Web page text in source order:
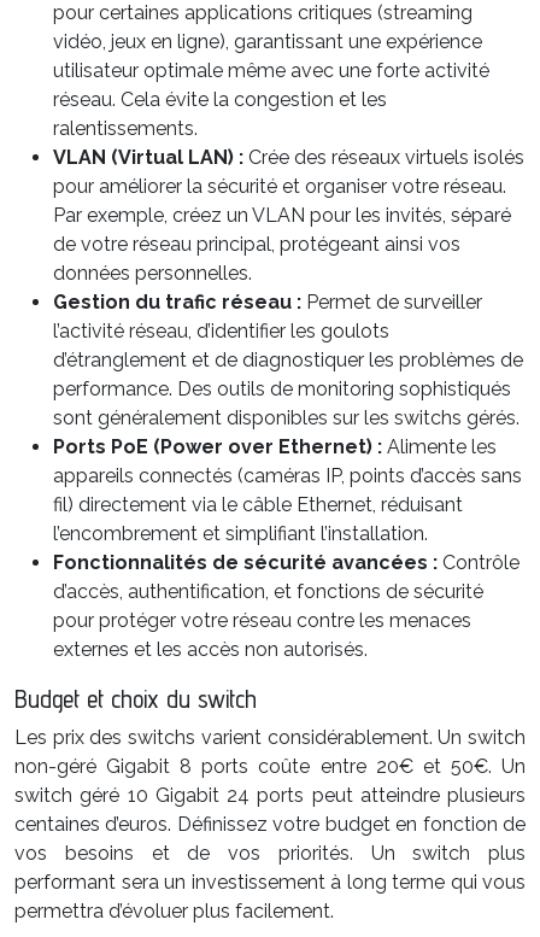
pour certaines applications critiques (streaming
vidéo, jeux en ligne), garantissant une expérience
utilisateur optimale même avec une forte activité
réseau. Cela évite la congestion et les
ralentissements.
VLAN (Virtual LAN) : Crée des réseaux virtuels isolés
pour améliorer la sécurité et organiser votre réseau.
Par exemple, créez un VLAN pour les invités, séparé
de votre réseau principal, protégeant ainsi vos
données personnelles.
Gestion du trafic réseau : Permet de surveiller
l’activité réseau, d’identifier les goulots
d’étranglement et de diagnostiquer les problèmes de
performance. Des outils de monitoring sophistiqués
sont généralement disponibles sur les switchs gérés.
Ports PoE (Power over Ethernet) : Alimente les
appareils connectés (caméras IP, points d’accès sans
fil) directement via le câble Ethernet, réduisant
l’encombrement et simplifiant l’installation.
Fonctionnalités de sécurité avancées : Contrôle
d’accès, authentification, et fonctions de sécurité
pour protéger votre réseau contre les menaces
externes et les accès non autorisés.
Budget et choix du switch
Les prix des switchs varient considérablement. Un switch
non-géré Gigabit 8 ports coûte entre 20€ et 50€. Un
switch géré 10 Gigabit 24 ports peut atteindre plusieurs
centaines d’euros. Définissez votre budget en fonction de
vos besoins et de vos priorités. Un switch plus
performant sera un investissement à long terme qui vous
permettra d’évoluer plus facilement.